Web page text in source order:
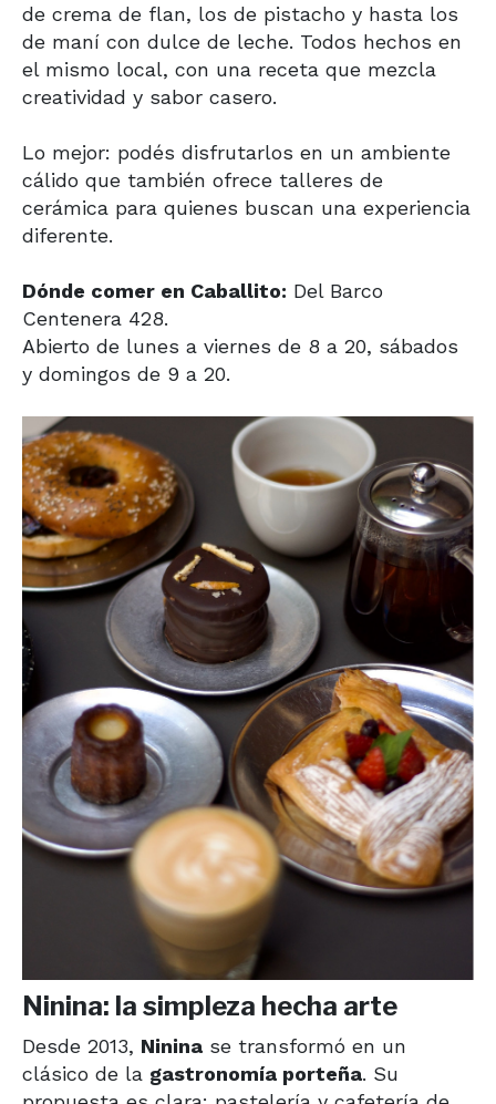
de crema de flan, los de pistacho y hasta los
de maní con dulce de leche. Todos hechos en
el mismo local, con una receta que mezcla
creatividad y sabor casero.
Lo mejor: podés disfrutarlos en un ambiente
cálido que también ofrece talleres de
cerámica para quienes buscan una experiencia
diferente.
Dónde comer en Caballito: Del Barco
Centenera 428.
Abierto de lunes a viernes de 8 a 20, sábados
y domingos de 9 a 20.
Ninina: la simpleza hecha arte
Desde 2013, Ninina se transformó en un
clásico de la gastronomía porteña. Su